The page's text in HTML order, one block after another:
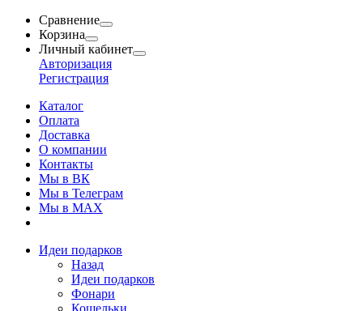
Сравнение
Корзина
Личный кабинет
Авторизация
Регистрация
Каталог
Оплата
Доставка
О компании
Контакты
Мы в ВК
Мы в Телеграм
Мы в МAX
Идеи подарков
Назад
Идеи подарков
Фонари
Кошельки